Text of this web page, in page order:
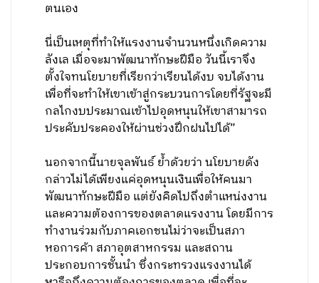
ตนเอง
นี่เป็นเหตุที่ทำให้แรงงานจำนวนหนึ่งเกิดความ
ลังเล เมื่อจะมาพัฒนาทักษะฝีมือ วันนี้เราจึง
ตั้งใจทนโยบายที่เรียกว่าเรียนได้งบ จบได้งาน
เพื่อที่จะทำให้เขาเข้าสู่กระบวนการโดยที่รัฐจะมี
กลไกงบประมาณเข้าไปอุดหนุนให้เขาสามารถ
ประคับประคองให้ผ่านช่วงฝึกฝนไปได้”
นอกจากนี้นายจุลพันธ์ ย้ำด้วยว่า นโยบายดัง
กล่าวไม่ได้เพียงแค่อุดหนุนเงินเพื่อให้คนมา
พัฒนาทักษะฝีมือ แต่ยังคิดไปถึงตำแหน่งงาน
และความต้องการของตลาดแรงงาน โดยมีการ
ทำงานร่วมกับภาคเอกชนไม่ว่าจะเป็นสภา
หอการค้า สภาอุตสาหกรรม และสถาน
ประกอบการชั้นนำ ซึ่งกระทรวงแรงงานได้